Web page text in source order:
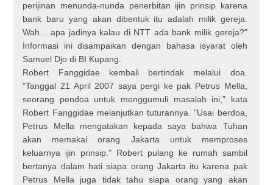
perijinan menunda-nunda penerbitan ijin prinsip karena
bank baru yang akan dibentuk itu adalah milik gereja.
Wah... apa jadinya kalau di NTT ada bank milik gereja?"
Informasi ini disampaikan dengan bahasa isyarat oleh
Samuel Djo di BI Kupang.
Robert Fanggidae kembali bertindak melalui doa.
"Tanggal 21 April 2007 saya pergi ke pak Petrus Mella,
seorang pendoa untuk menggumuli masalah ini," kata
Robert Fanggidae melanjutkan tuturannya. "Usai berdoa,
Petrus Mella mengatakan kepada saya bahwa Tuhan
akan memakai orang Jakarta untuk memproses
keluarnya ijin prinsip." Robert pulang ke rumah sambil
bertanya dalam hati siapa orang Jakarta itu karena pak
Petrus Mella juga tidak tahu siapa orang yang akan